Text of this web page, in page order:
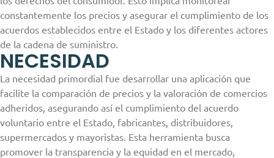
constantemente los precios y asegurar el cumplimiento de los
acuerdos establecidos entre el Estado y los diferentes actores
de la cadena de suministro.
NECESIDAD
La necesidad primordial fue desarrollar una aplicación que
facilite la comparación de precios y la valoración de comercios
adheridos, asegurando así el cumplimiento del acuerdo
voluntario entre el Estado, fabricantes, distribuidores,
supermercados y mayoristas. Esta herramienta busca
promover la transparencia y la equidad en el mercado,